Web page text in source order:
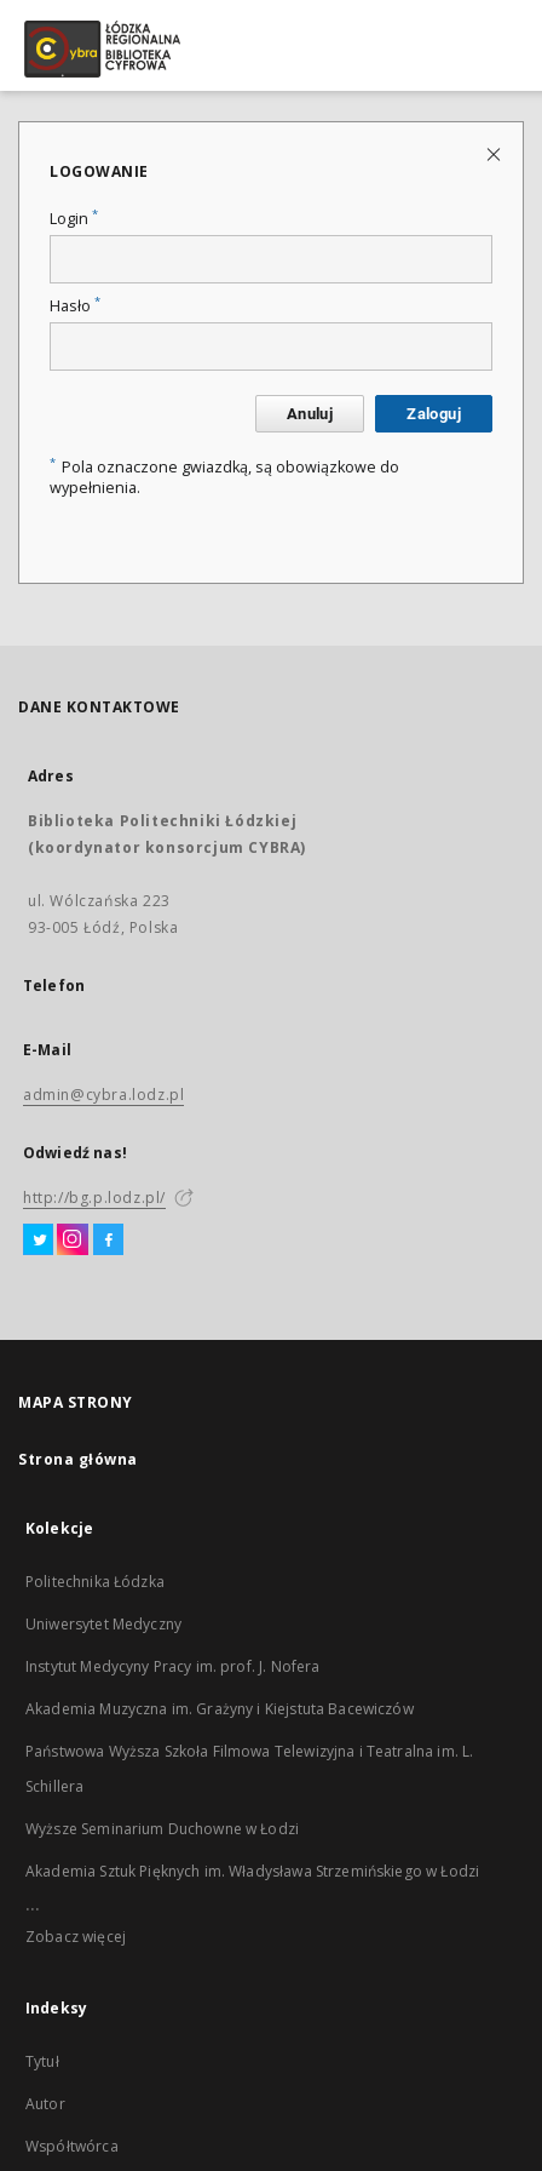
LOGOWANIE
Login *
Hasło *
Anuluj Zaloguj
* Pola oznaczone gwiazdką, są obowiązkowe do
wypełnienia.
DANE KONTAKTOWE
Adres
Biblioteka Politechniki Łódzkiej
(koordynator konsorcjum CYBRA)
ul. Wólczańska 223
93-005 Łódź, Polska
Telefon
E-Mail
admin@cybra.lodz.pl
Odwiedź nas!
http://bg.p.lodz.pl/
MAPA STRONY
Strona główna
Kolekcje
Politechnika Łódzka
Uniwersytet Medyczny
Instytut Medycyny Pracy im. prof. J. Nofera
Akademia Muzyczna im. Grażyny i Kiejstuta Bacewiczów
Państwowa Wyższa Szkoła Filmowa Telewizyjna i Teatralna im. L.
Schillera
Wyższe Seminarium Duchowne w Łodzi
Akademia Sztuk Pięknych im. Władysława Strzemińskiego w Łodzi
...
Zobacz więcej
Indeksy
Tytuł
Autor
Współtwórca